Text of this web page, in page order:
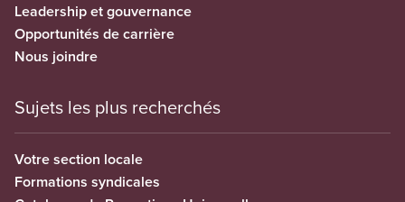
Leadership et gouvernance
Opportunités de carrière
Nous joindre
Sujets les plus recherchés
Votre section locale
Formations syndicales